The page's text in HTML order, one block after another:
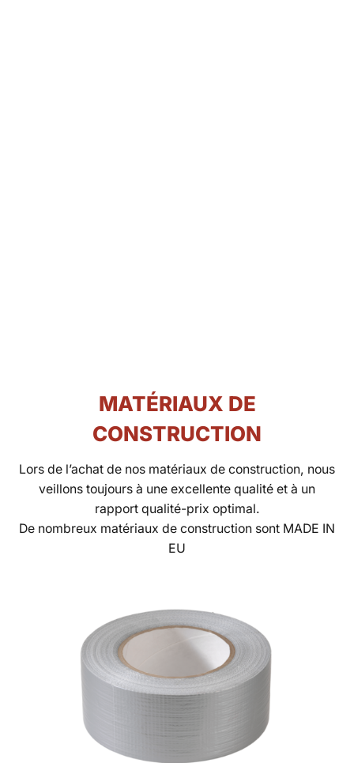
MATÉRIAUX DE
CONSTRUCTION
Lors de l’achat de nos matériaux de construction, nous
veillons toujours à une excellente qualité et à un
rapport qualité-prix optimal.
De nombreux matériaux de construction sont MADE IN
EU